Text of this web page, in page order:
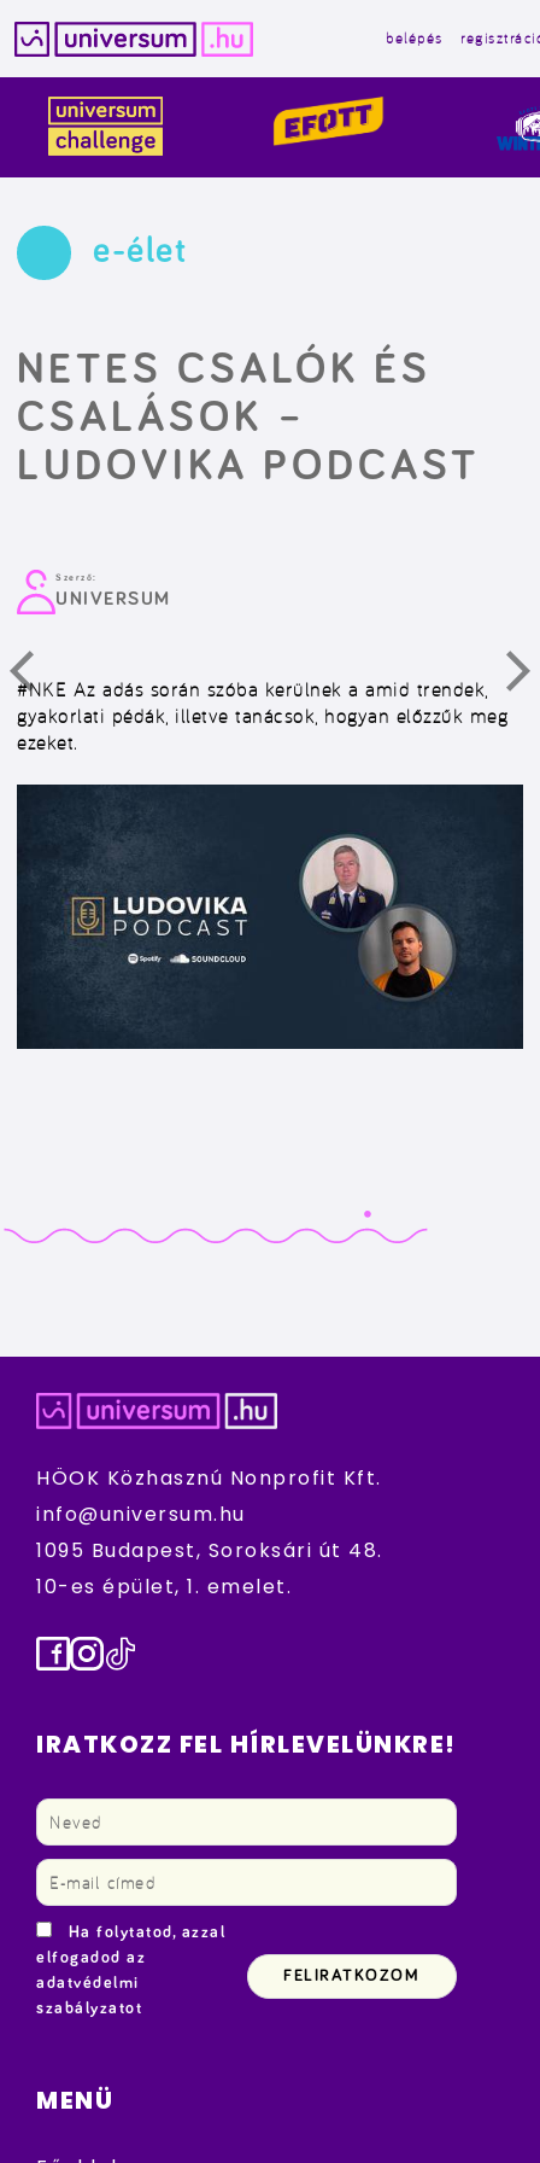
tartalomba
belépés
e-élet
NETES CSALÓK ÉS
CSALÁSOK –
LUDOVIKA PODCAST
Szerző:
UNIVERSUM
#NKE Az adás során szóba kerülnek a amid trendek,
gyakorlati pédák, illetve tanácsok, hogyan előzzűk meg
ezeket.
HÖOK Közhasznú Nonprofit Kft.
info@universum.hu
1095 Budapest, Soroksári út 48.
10-es épület, 1. emelet.
Facebook
Instagram
TikTok
IRATKOZZ FEL HÍRLEVELÜNKRE!
Ha folytatod, azzal
elfogadod az
adatvédelmi
szabályzatot
MENÜ